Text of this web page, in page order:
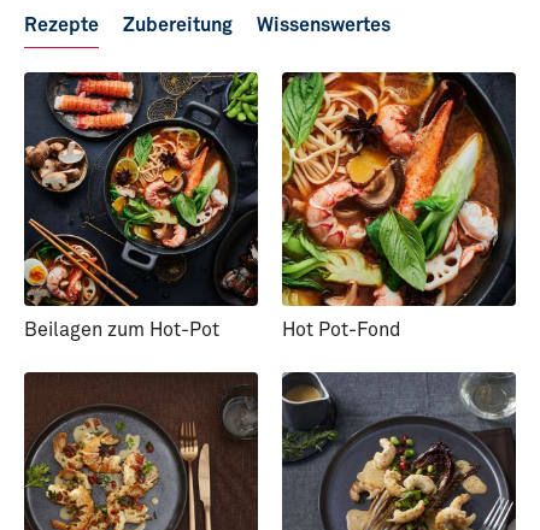
Rezepte Zubereitung Wissenswertes
Beilagen zum Hot-Pot Hot Pot-Fond